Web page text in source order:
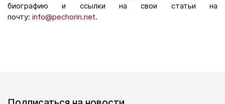
биографию и ссылки на свои статьи на
почту: info@pechorin.net.